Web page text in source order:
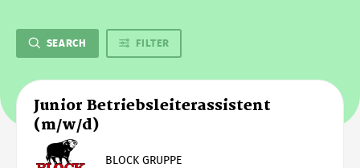
SEARCH FILTER
Junior Betriebsleiterassistent
(m/w/d)
BLOCK GRUPPE